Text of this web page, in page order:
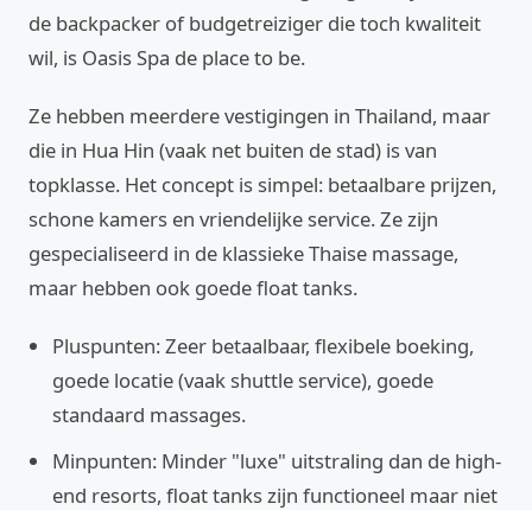
de backpacker of budgetreiziger die toch kwaliteit
wil, is Oasis Spa de place to be.
Ze hebben meerdere vestigingen in Thailand, maar
die in Hua Hin (vaak net buiten de stad) is van
topklasse. Het concept is simpel: betaalbare prijzen,
schone kamers en vriendelijke service. Ze zijn
gespecialiseerd in de klassieke Thaise massage,
maar hebben ook goede float tanks.
Pluspunten: Zeer betaalbaar, flexibele boeking,
goede locatie (vaak shuttle service), goede
standaard massages.
Minpunten: Minder "luxe" uitstraling dan de high-
end resorts, float tanks zijn functioneel maar niet